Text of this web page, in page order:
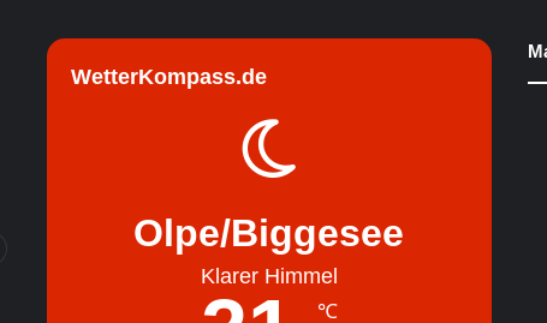
WetterKompass.de
Olpe/Biggesee
Klarer Himmel
℃